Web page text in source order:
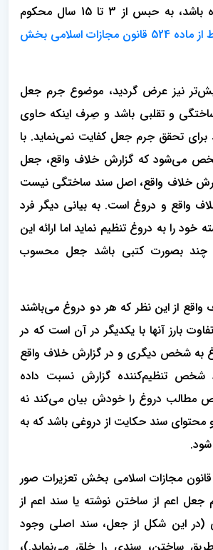
معظم رهبری نموده باشد، به حبس از 3 تا 15 سال محکوم
مستنبط از ماده 524 قانون مجازات اسلامی بخش
نیز عرض گردید، موضوع جرم جعل
و تقلبی باشد و صِرف اینکه حاوی
برای تحقق جرم جعل کفایت نمی‌نماید. با
می‌شود که گزارش خلاف واقع، جعل
خلاف واقع، اصل سند ساختگی نیست
واقع و دروغ است. به بیانی دیگر فرد
خود را به دروغ تنظیم نماید اما ارائه این
چند بصورت کتبی باشد جعل محسوب
از این نظر که هر دو دروغ می‌باشند
بارز آنها با یکدیگر در آن است که در
به شخص دیگری و در گزارش خلاف واقع
شخص تنظیم‌کننده گزارش نسبت داده
دروغ را خودش بیان می‌کند نه
محتوای سند حکایت از دروغی باشد که به
4- وفق ماده 523 قانون مجازات اسلامی بخش تعزیرات صور
اعم از ساختن نوشته یا سند اعم از
(در این شکل از جعل، سند اصلی وجود